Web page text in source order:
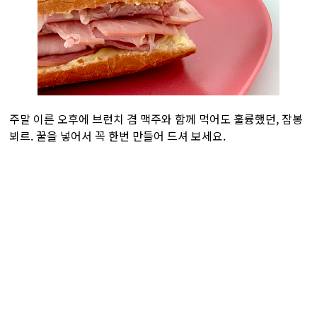
주말 이른 오후에 브런치 겸 맥주와 함께 먹어도 훌륭했던, 잠봉
뵈르. 꿀을 넣어서 꼭 한번 만들어 드셔 보세요.